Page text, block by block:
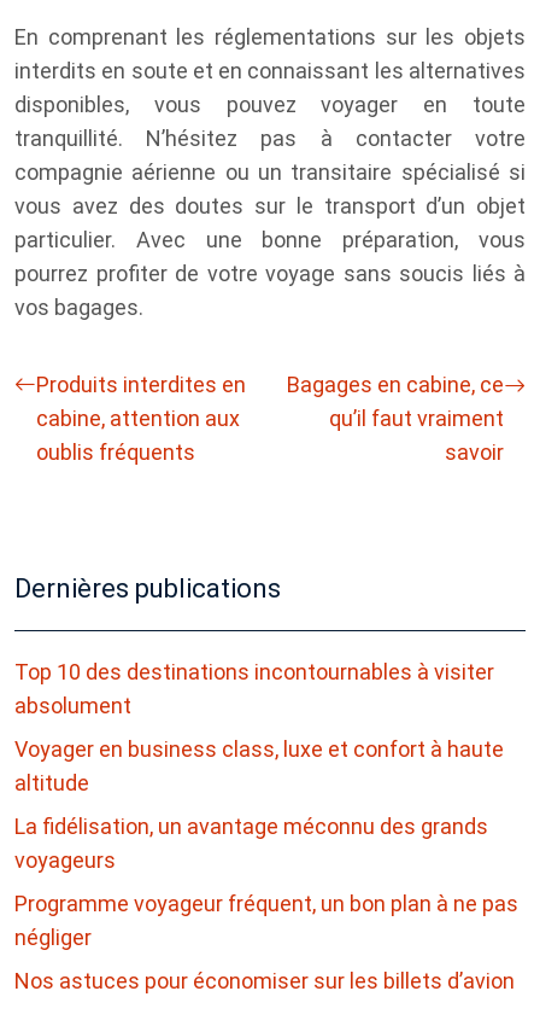
En comprenant les réglementations sur les objets
interdits en soute et en connaissant les alternatives
disponibles, vous pouvez voyager en toute
tranquillité. N’hésitez pas à contacter votre
compagnie aérienne ou un transitaire spécialisé si
vous avez des doutes sur le transport d’un objet
particulier. Avec une bonne préparation, vous
pourrez profiter de votre voyage sans soucis liés à
vos bagages.
Produits interdites en
cabine, attention aux
oublis fréquents
Bagages en cabine, ce
qu’il faut vraiment
savoir
Dernières publications
Top 10 des destinations incontournables à visiter
absolument
Voyager en business class, luxe et confort à haute
altitude
La fidélisation, un avantage méconnu des grands
voyageurs
Programme voyageur fréquent, un bon plan à ne pas
négliger
Nos astuces pour économiser sur les billets d’avion